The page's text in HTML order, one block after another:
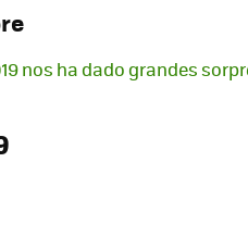
nos ha dado grandes